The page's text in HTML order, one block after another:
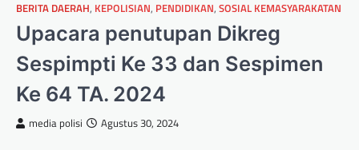
BERITA DAERAH, KEPOLISIAN, PENDIDIKAN, SOSIAL KEMASYARAKATAN
Upacara penutupan Dikreg
Sespimpti Ke 33 dan Sespimen
Ke 64 TA. 2024
media polisi Agustus 30, 2024